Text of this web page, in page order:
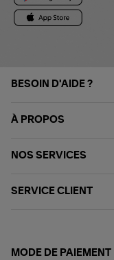
BESOIN D'AIDE ?
À PROPOS
NOS SERVICES
SERVICE CLIENT
MODE DE PAIEMENT